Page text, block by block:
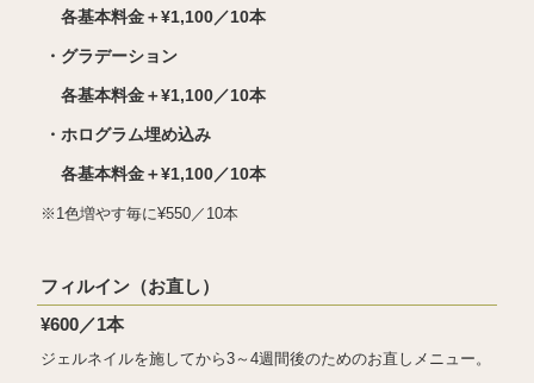
各基本料金＋¥1,100／10本
・グラデーション
各基本料金＋¥1,100／10本
・ホログラム埋め込み
各基本料金＋¥1,100／10本
※1色増やす毎に¥550／10本
フィルイン（お直し）
¥600／1本
ジェルネイルを施してから3～4週間後のためのお直しメニュー。